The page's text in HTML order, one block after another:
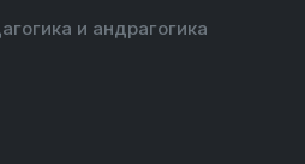
и андрагогика